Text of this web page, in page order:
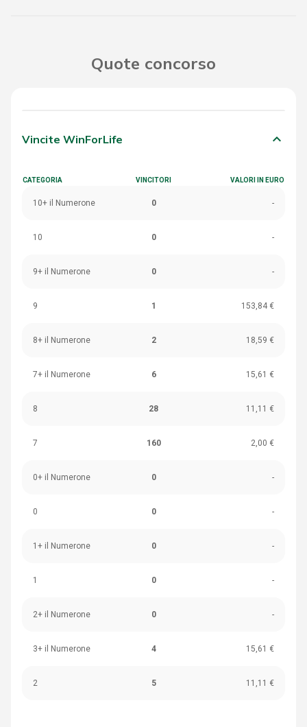
Quote concorso
Vincite WinForLife keyboard_arrow_down
CATEGORIA VINCITORI VALORI IN EURO
10+ il Numerone 0 -
10 0 -
9+ il Numerone 0 -
9 1 153,84 €
8+ il Numerone 2 18,59 €
7+ il Numerone 6 15,61 €
8 28 11,11 €
7 160 2,00 €
0+ il Numerone 0 -
0 0 -
1+ il Numerone 0 -
1 0 -
2+ il Numerone 0 -
3+ il Numerone 4 15,61 €
2 5 11,11 €